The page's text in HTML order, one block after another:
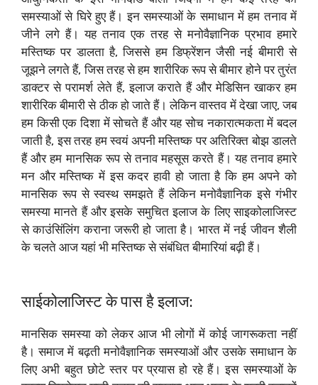
समस्याओं से घिरे हुए हैं। इन समस्याओं के समाधान में हम तनाव में
जीने लगे हैं। यह तनाव एक तरह से मनोवैज्ञानिक प्रभाव हमारे
मस्तिष्क पर डालता है, जिससे हम डिफ्रेंशन जैसी नई बीमारी से
जूझने लगते हैं, जिस तरह से हम शारीरिक रूप से बीमार होने पर तुरंत
डाक्टर से परामर्श लेते हैं, इलाज कराते हैं और मेडिसिन खाकर हम
शारीरिक बीमारी से ठीक हो जाते हैं। लेकिन वास्तव में देखा जाए, जब
हम किसी एक दिशा में सोचते हैं और यह सोच नकारात्मकता में बदल
जाती है, इस तरह हम स्वयं अपनी मस्तिष्क पर अतिरिक्त बोझ डालते
हैं और हम मानसिक रूप से तनाव महसूस करते हैं। यह तनाव हमारे
मन और मस्तिष्क में इस कदर हावी हो जाता है कि हम अपने को
मानसिक रूप से स्वस्थ समझते हैं लेकिन मनोवैज्ञानिक इसे गंभीर
समस्या मानते हैं और इसके समुचित इलाज के लिए साइकोलाजिस्ट
से काउंसिंलिंग कराना जरूरी हो जाता है। भारत में नई जीवन शैली
के चलते आज यहां भी मस्तिष्क से संबंधित बीमारियां बढ़ी हैं।
साईकोलाजिस्ट के पास है इलाज:
मानसिक समस्या को लेकर आज भी लोगों में कोई जागरूकता नहीं
है। समाज में बढ़ती मनोवैज्ञानिक समस्याओं और उसके समाधान के
लिए अभी बहुत छोटे स्तर पर प्रयास हो रहे हैं। इस समस्याओं के